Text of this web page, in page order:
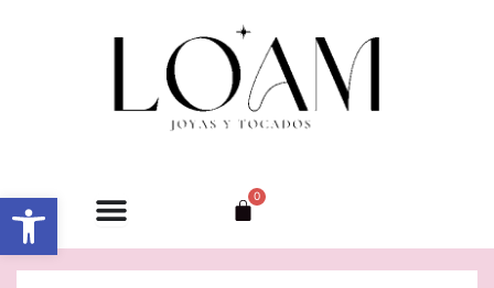
Abrir barra de herramientas 0
Carrito